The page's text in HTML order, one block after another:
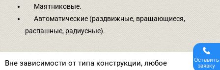
Оставить
заявку
Маятниковые.
Автоматические (раздвижные, вращающиеся,
распашные, радиусные).
Вне зависимости от типа конструкции, любое